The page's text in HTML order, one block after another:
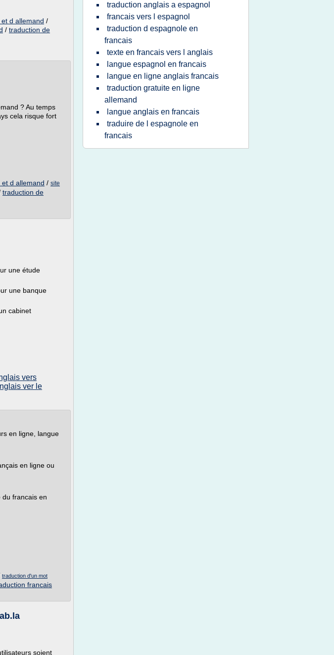
d allemand /
/ traduction de
? Au temps
cela risque fort
d allemand / site
traduction de
une étude
une banque
cabinet
vers
ver le
en ligne, langue
en ligne ou
francais en
traduction d'un mot
francais
soient
traduction anglais a espagnol
francais vers l espagnol
traduction d espagnole en
francais
texte en francais vers l anglais
langue espagnol en francais
langue en ligne anglais francais
traduction gratuite en ligne
allemand
langue anglais en francais
traduire de l espagnole en
francais